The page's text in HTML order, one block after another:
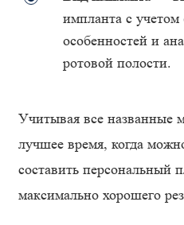
импланта с
особенностей и
ротовой полости.
Учитывая все названные
лучшее время, когда
составить персональный
максимально хорошего